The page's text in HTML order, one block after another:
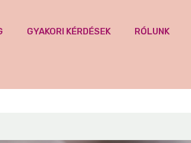
GYAKORI KÉRDÉSEK RÓLUNK